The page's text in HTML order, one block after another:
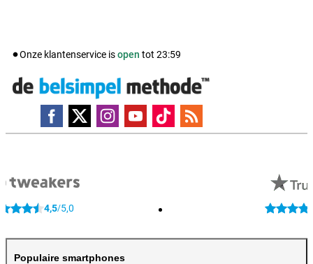
Onze klantenservice isopen tot 23:59
4,5/5,0
Populaire smartphones